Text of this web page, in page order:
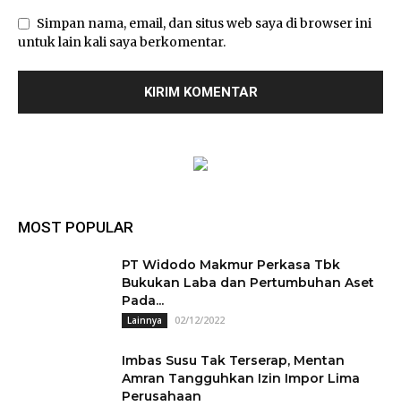
Simpan nama, email, dan situs web saya di browser ini
untuk lain kali saya berkomentar.
MOST POPULAR
PT Widodo Makmur Perkasa Tbk
Bukukan Laba dan Pertumbuhan Aset
Pada...
Lainnya 02/12/2022
Imbas Susu Tak Terserap, Mentan
Amran Tangguhkan Izin Impor Lima
Perusahaan